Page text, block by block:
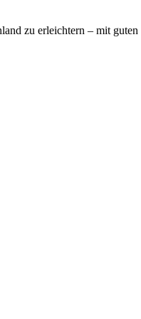
zu erleichtern – mit